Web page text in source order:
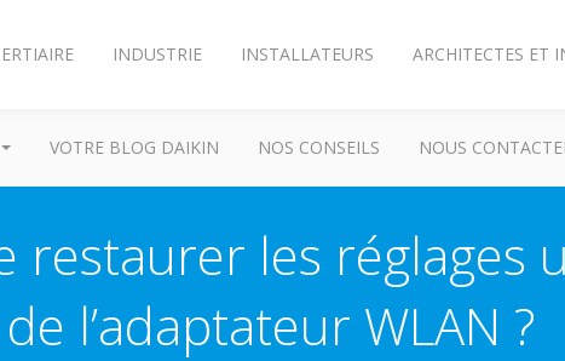
INDUSTRIE INSTALLATEURS ARCHITECTES ET
VOTRE BLOG DAIKIN NOS CONSEILS NOUS
restaurer les réglages
de l’adaptateur WLAN ?